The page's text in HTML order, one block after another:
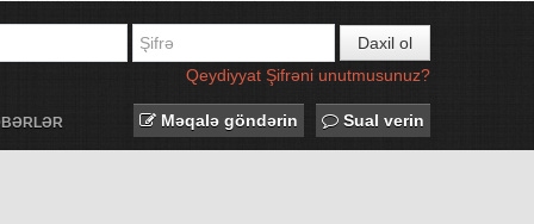
Daxil ol
Qeydiyyat Şifrəni unutmusunuz?
Məqalə göndərin Sual verin